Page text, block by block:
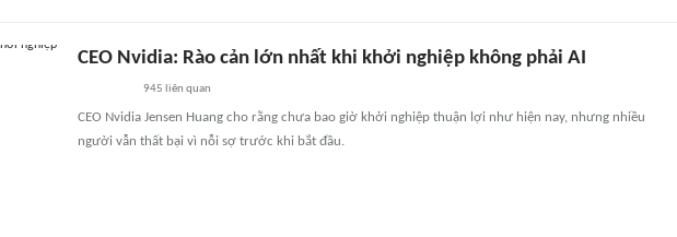
CEO Nvidia: Rào cản lớn nhất khi khởi nghiệp không phải AI
945 liên quan
CEO Nvidia Jensen Huang cho rằng chưa bao giờ khởi nghiệp thuận lợi như hiện nay, nhưng nhiều
người vẫn thất bại vì nỗi sợ trước khi bắt đầu.